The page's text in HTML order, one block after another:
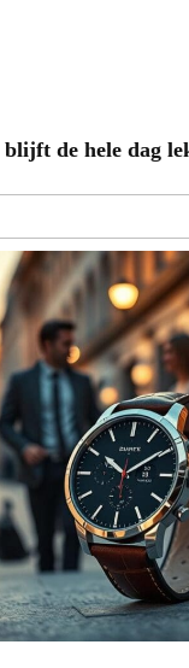
de hele dag